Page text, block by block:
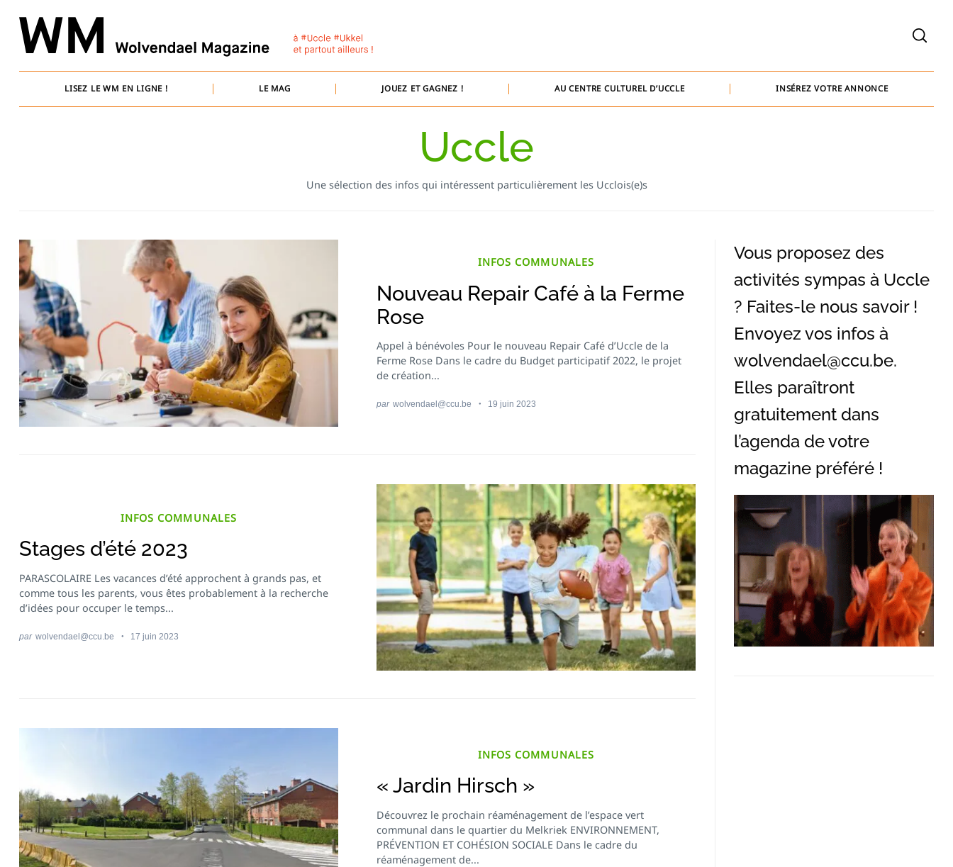
content
LISEZ LE WM EN LIGNE ! LE MAG JOUEZ ET GAGNEZ ! AU CENTRE CULTUREL D’UCCLE INSÉREZ VOTRE ANNONCE
bernard@baammedia.be
jennifer@baammedia.be
Uccle
Une sélection des infos qui intéressent particulièrement les Ucclois(e)s
INFOS COMMUNALES
Nouveau Repair Café à la Ferme
Rose
Appel à bénévoles Pour le nouveau Repair Café d’Uccle de la
Ferme Rose Dans le cadre du Budget participatif 2022, le projet
de création...
par wolvendael@ccu.be 19 juin 2023
INFOS COMMUNALES
Stages d’été 2023
PARASCOLAIRE Les vacances d’été approchent à grands pas, et
comme tous les parents, vous êtes probablement à la recherche
d’idées pour occuper le temps...
par wolvendael@ccu.be 17 juin 2023
INFOS COMMUNALES
« Jardin Hirsch »
Découvrez le prochain réaménagement de l’espace vert
communal dans le quartier du Melkriek ENVIRONNEMENT,
PRÉVENTION ET COHÉSION SOCIALE Dans le cadre du
réaménagement de...
Vous proposez des
activités sympas à Uccle
? Faites-le nous savoir !
Envoyez vos infos à
wolvendael@ccu.be.
Elles paraîtront
gratuitement dans
l’agenda de votre
magazine préféré !